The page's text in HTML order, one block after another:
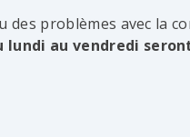
problèmes avec la
lundi au vendredi